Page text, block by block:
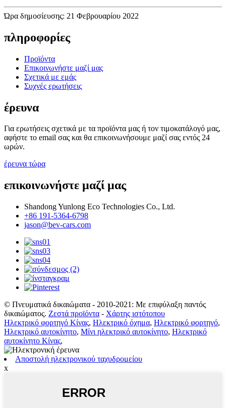
Ώρα δημοσίευσης: 21 Φεβρουαρίου 2022
πληροφορίες
Προϊόντα
Επικοινωνήστε μαζί μας
Σχετικά με εμάς
Συχνές ερωτήσεις
έρευνα
Για ερωτήσεις σχετικά με τα προϊόντα μας ή τον τιμοκατάλογό μας,
αφήστε το email σας και θα επικοινωνήσουμε μαζί σας εντός 24
ωρών.
έρευνα τώρα
επικοινωνήστε μαζί μας
Shandong Yunlong Eco Technologies Co., Ltd.
+86 191-5364-6798
jason@bev-cars.com
© Πνευματικά δικαιώματα - 2010-2021: Με επιφύλαξη παντός
δικαιώματος. Ζεστά προϊόντα - Χάρτης ιστότοπου
Ηλεκτρικό φορτηγό Κίνας, Ηλεκτρικό όχημα, Ηλεκτρικό φορτηγό,
Ηλεκτρικό αυτοκίνητο, Μίνι ηλεκτρικό αυτοκίνητο, Ηλεκτρικό
αυτοκίνητο Κίνας,
Αποστολή ηλεκτρονικού ταχυδρομείου
x